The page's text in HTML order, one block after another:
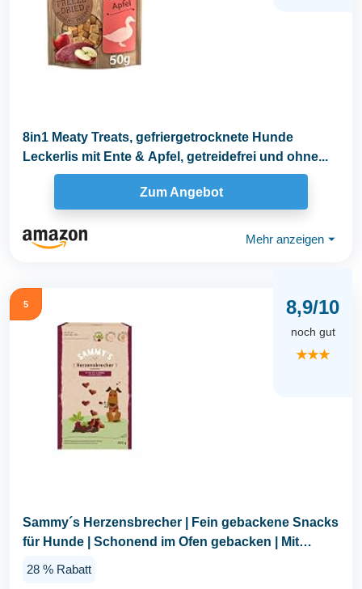
8in1 Meaty Treats, gefriergetrocknete Hunde
Leckerlis mit Ente & Apfel, getreidefrei und ohne...
Zum Angebot
Mehr anzeigen ⏷
5 8,9/10
noch gut
★★★
Sammy´s Herzensbrecher | Fein gebackene Snacks
für Hunde | Schonend im Ofen gebacken | Mit
28 % Rabatt